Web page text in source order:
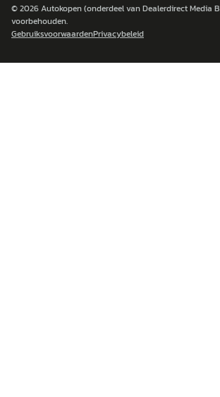
© 2026Autokopen(onderdeel van Dealerdirect Media
voorbehouden.
GebruiksvoorwaardenPrivacybeleid